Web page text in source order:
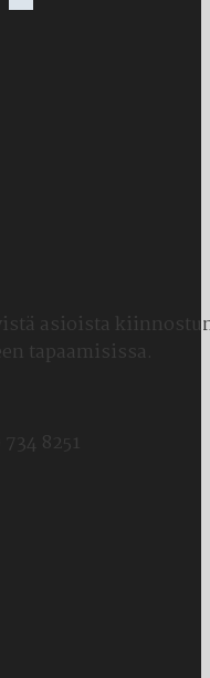
asioista
tapaamisissa.
8251